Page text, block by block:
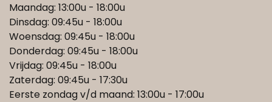
Maandag: 13:00u - 18:00u
Dinsdag: 09:45u - 18:00u
Woensdag: 09:45u - 18:00u
Donderdag: 09:45u - 18:00u
Vrijdag: 09:45u - 18:00u
Zaterdag: 09:45u - 17:30u
Eerste zondag v/d maand: 13:00u - 17:00u